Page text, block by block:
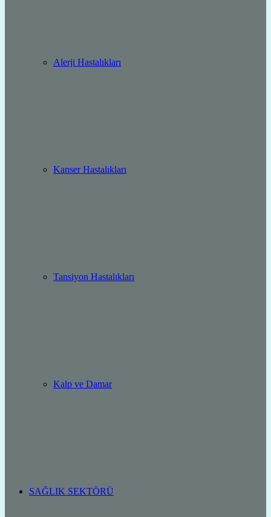
Alerji Hastalıkları
Kanser Hastalıkları
Tansiyon Hastalıkları
Kalp ve Damar
SAĞLIK SEKTÖRÜ